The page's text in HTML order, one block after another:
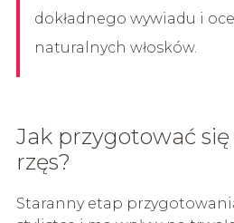
dokładnego wywiadu i
naturalnych włosków.
Jak przygotować
rzęs?
Staranny etap